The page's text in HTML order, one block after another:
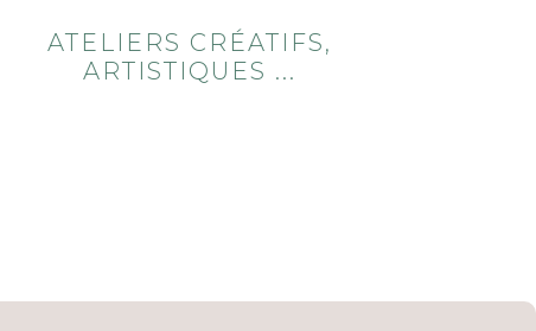
ATELIERS CRÉATIFS,
ARTISTIQUES ...